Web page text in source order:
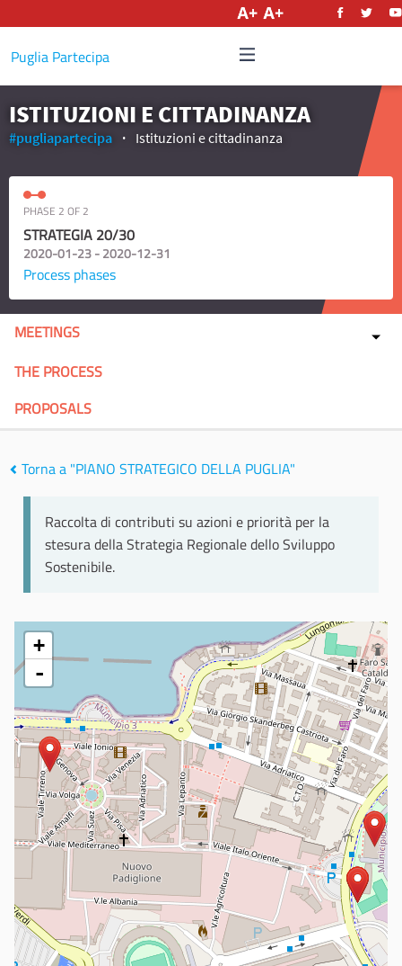
Puglia Partecipa
ISTITUZIONI E CITTADINANZA
#pugliapartecipa Istituzioni e cittadinanza
PHASE 2 OF 2
STRATEGIA 20/30
2020-01-23 - 2020-12-31
Process phases
MEETINGS
THE PROCESS
PROPOSALS
Torna a "PIANO STRATEGICO DELLA PUGLIA"
Raccolta di contributi su azioni e priorità per la
stesura della Strategia Regionale dello Sviluppo
Sostenibile.
+
-